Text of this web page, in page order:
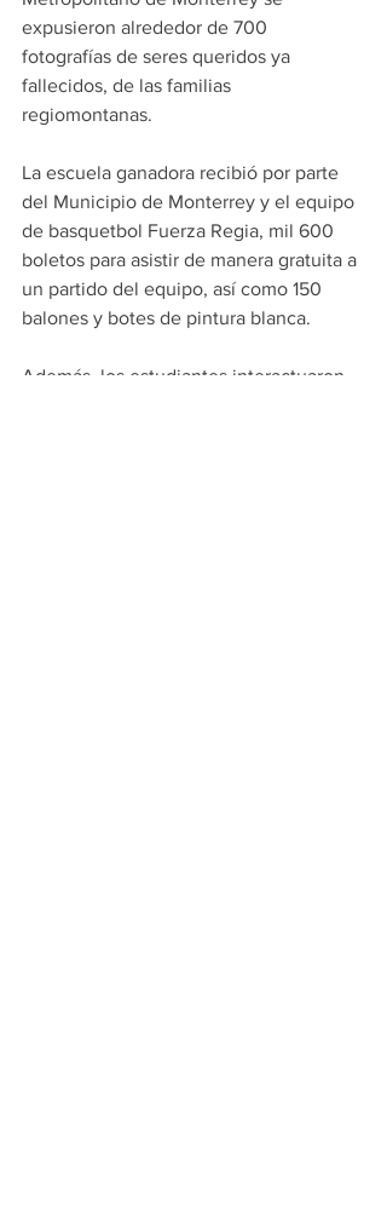
expusieron alrededor de 700
fotografías de seres queridos ya
fallecidos, de las familias
regiomontanas.
La escuela ganadora recibió por parte
del Municipio de Monterrey y el equipo
de basquetbol Fuerza Regia, mil 600
boletos para asistir de manera gratuita a
un partido del equipo, así como 150
balones y botes de pintura blanca.
Además, los estudiantes interactuaron